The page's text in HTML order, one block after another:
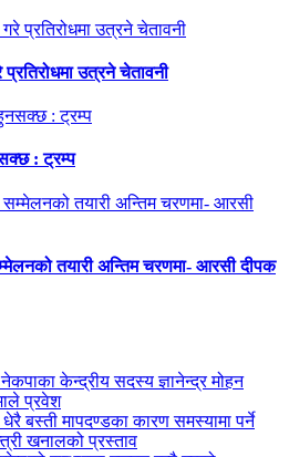
उत्रने चेतावनी
: ट्रम्प
तयारी अन्तिम चरणमा- आरसी दीपक
केन्द्रीय सदस्य ज्ञानेन्द्र मोहन
प्रवेश
बस्ती मापदण्डका कारण समस्यामा पर्ने
खनालको प्रस्ताव